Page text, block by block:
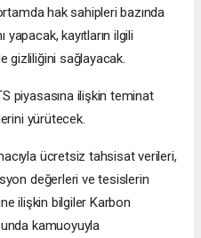
hak sahipleri bazında
kayıtların ilgili
gizliliğini sağlayacak.
piyasasına ilişkin teminat
yürütecek.
ücretsiz tahsisat verileri,
değerleri ve tesislerin
ilişkin bilgiler Karbon
kamuoyuyla